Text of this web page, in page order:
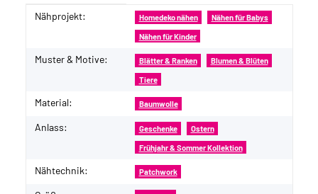
Produkteigenschaft
Wert
Nähprojekt: Homedeko nähen Nähen für Babys
Nähen für Kinder
Muster & Motive: Blätter & Ranken Blumen & Blüten
Tiere
Material: Baumwolle
Anlass: Geschenke Ostern
Frühjahr & Sommer Kollektion
Nähtechnik: Patchwork